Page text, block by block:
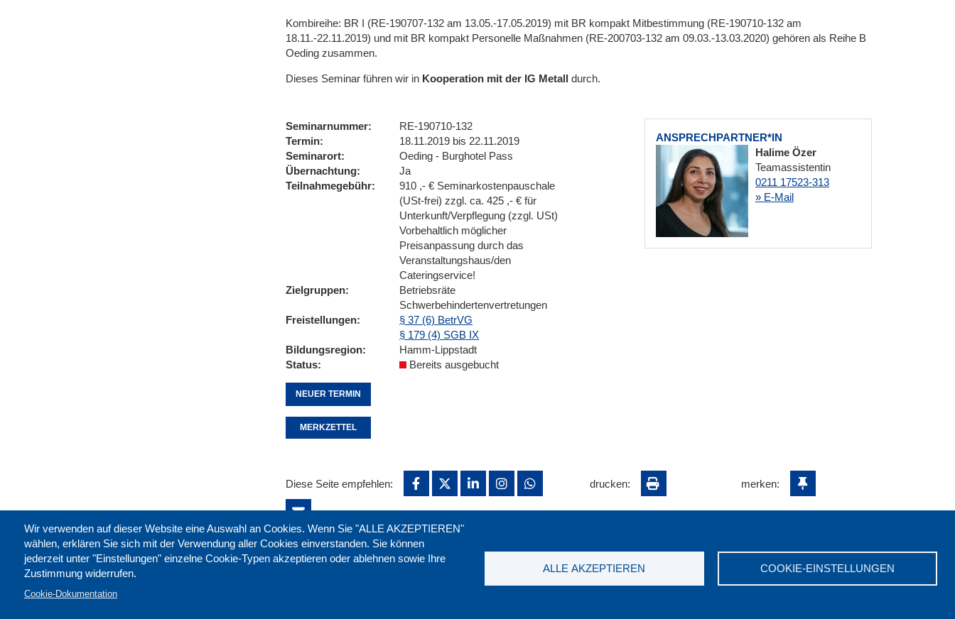
Kombireihe: BR I (RE-190707-132 am 13.05.-17.05.2019) mit BR kompakt Mitbestimmung (RE-190710-132 am
18.11.-22.11.2019) und mit BR kompakt Personelle Maßnahmen (RE-200703-132 am 09.03.-13.03.2020) gehören als Reihe B
Oeding zusammen.
Dieses Seminar führen wir in Kooperation mit der IG Metall durch.
ANSPRECHPARTNER*IN
Halime Özer
Teamassistentin
0211 17523-313
» E-Mail
Seminarnummer
RE-190710-132
Termin
18.11.2019 bis 22.11.2019
Seminarort
Oeding - Burghotel Pass
Übernachtung
Ja
Teilnahmegebühr
910 ,- € Seminarkostenpauschale
(USt-frei) zzgl. ca. 425 ,- € für
Unterkunft/Verpflegung (zzgl. USt)
Vorbehaltlich möglicher
Preisanpassung durch das
Veranstaltungshaus/den
Cateringservice!
Zielgruppen
Betriebsräte
Schwerbehindertenvertretungen
Freistellungen
§ 37 (6) BetrVG
§ 179 (4) SGB IX
Bildungsregion
Hamm-Lippstadt
Status
Bereits ausgebucht
NEUER TERMIN
MERKZETTEL
Wir verwenden auf dieser Website eine Auswahl an Cookies. Wenn Sie "ALLE AKZEPTIEREN"
wählen, erklären Sie sich mit der Verwendung aller Cookies einverstanden. Sie können
jederzeit unter "Einstellungen" einzelne Cookie-Typen akzeptieren oder ablehnen sowie Ihre
Zustimmung widerrufen.
Cookie-Dokumentation
COOKIE-EINSTELLUNGEN
ALLE AKZEPTIEREN
Diese Seite empfehlen: drucken: merken: